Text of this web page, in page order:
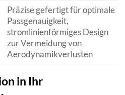
Präzise gefertigt für optimale
Passgenauigkeit,
stromlinienförmiges Design
zur Vermeidung von
Aerodynamikverlusten
in Ihr